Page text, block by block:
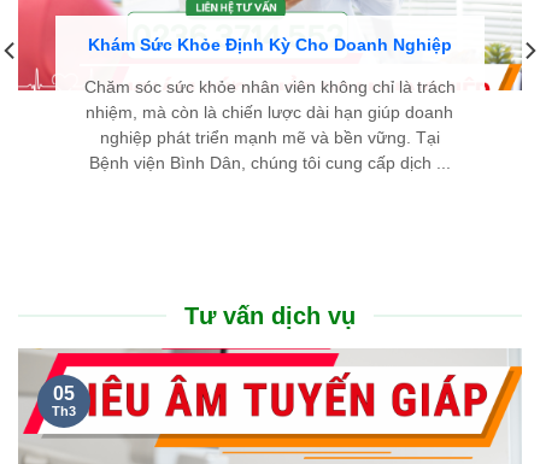
Khám Sức Khỏe Định Kỳ Cho Doanh Nghiệp
Chăm sóc sức khỏe nhân viên không chỉ là trách
nhiệm, mà còn là chiến lược dài hạn giúp doanh
nghiệp phát triển mạnh mẽ và bền vững. Tại
Bệnh viện Bình Dân, chúng tôi cung cấp dịch ...
Tư vấn dịch vụ
05
Th3